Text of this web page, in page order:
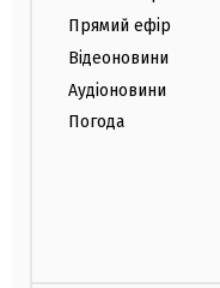
Прямий ефір
Відеоновини
Аудіоновини
Погода